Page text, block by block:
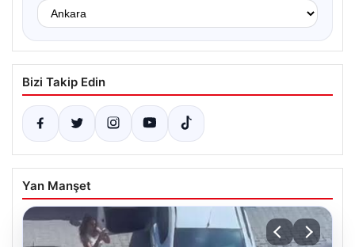
Bizi Takip Edin
Yan Manşet